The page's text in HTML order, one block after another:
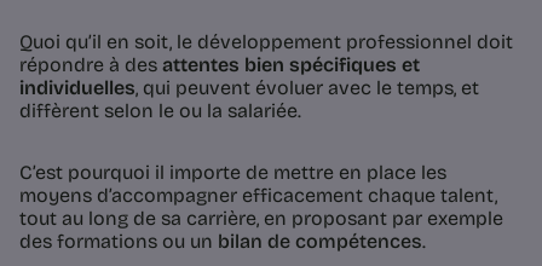
Quoi qu’il en soit, le développement professionnel doit
répondre à des attentes bien spécifiques et
individuelles, qui peuvent évoluer avec le temps, et
diffèrent selon le ou la salariée.
C’est pourquoi il importe de mettre en place les
moyens d’accompagner efficacement chaque talent,
tout au long de sa carrière, en proposant par exemple
des formations ou un bilan de compétences.